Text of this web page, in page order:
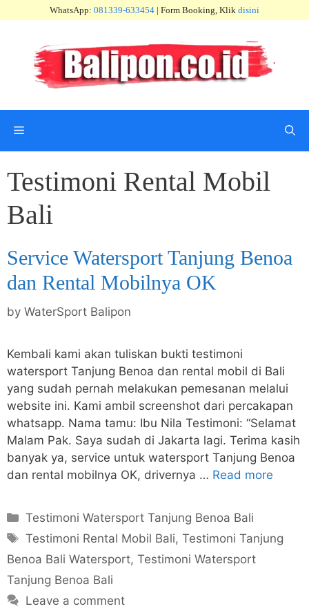
WhatsApp: 081339-633454 | Form Booking, Klik disini
Menu
Testimoni Rental Mobil
Bali
Service Watersport Tanjung Benoa
dan Rental Mobilnya OK
by WaterSport Balipon
Kembali kami akan tuliskan bukti testimoni
watersport Tanjung Benoa dan rental mobil di Bali
yang sudah pernah melakukan pemesanan melalui
website ini. Kami ambil screenshot dari percakapan
whatsapp. Nama tamu: Ibu Nila Testimoni: “Selamat
Malam Pak. Saya sudah di Jakarta lagi. Terima kasih
banyak ya, service untuk watersport Tanjung Benoa
dan rental mobilnya OK, drivernya … Read more
Categories
Testimoni Watersport Tanjung Benoa Bali
Tags
Testimoni Rental Mobil Bali,Testimoni Tanjung
Benoa Bali Watersport, Testimoni Watersport
Tanjung Benoa Bali
Leave a comment